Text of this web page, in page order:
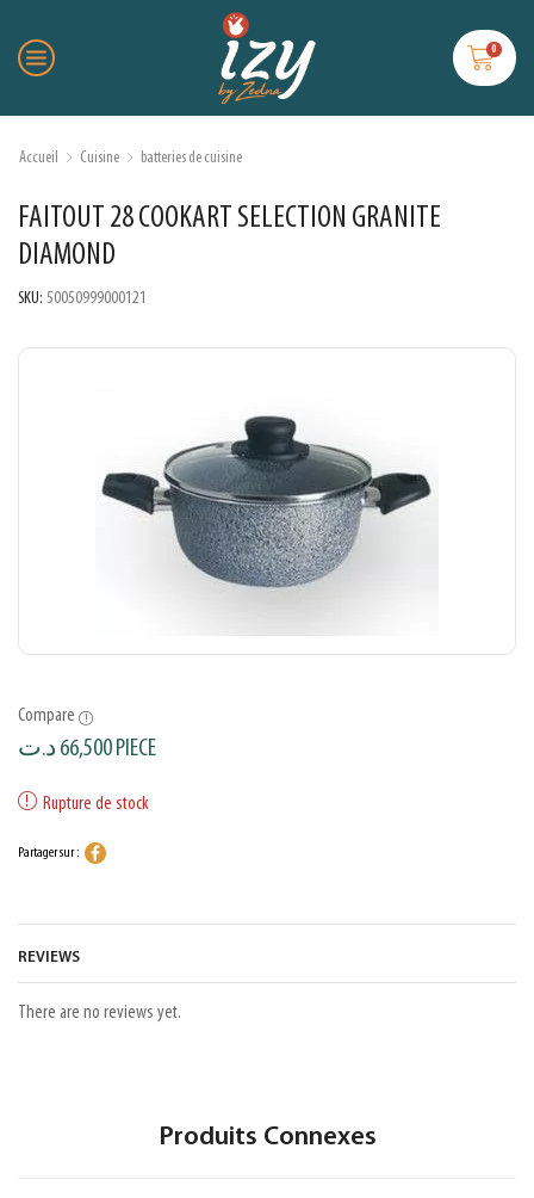
0
Accueil Cuisine batteries de cuisine
FAITOUT 28 COOKART SELECTION GRANITE
DIAMOND
SKU: 50050999000121
Compare
66,500د.ت PIECE
Rupture de stock
Partager sur :
REVIEWS
There are no reviews yet.
Produits Connexes